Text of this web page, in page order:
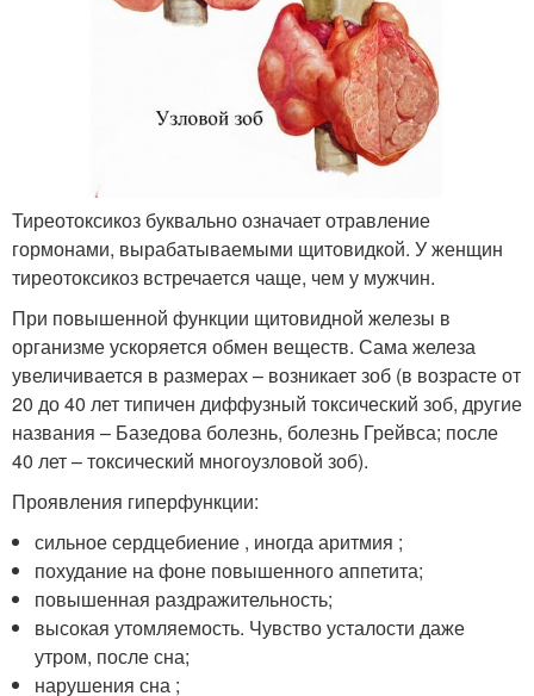
Тиреотоксикоз буквально означает отравление
гормонами, вырабатываемыми щитовидкой. У женщин
тиреотоксикоз встречается чаще, чем у мужчин.
При повышенной функции щитовидной железы в
организме ускоряется обмен веществ. Сама железа
увеличивается в размерах – возникает зоб (в возрасте от
20 до 40 лет типичен диффузный токсический зоб, другие
названия – Базедова болезнь, болезнь Грейвса; после
40 лет – токсический многоузловой зоб).
Проявления гиперфункции:
сильное сердцебиение , иногда аритмия ;
похудание на фоне повышенного аппетита;
повышенная раздражительность;
высокая утомляемость. Чувство усталости даже
утром, после сна;
нарушения сна ;